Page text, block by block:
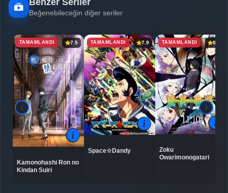
Beğenebileceğin diğer seriler
TAMAMLANDI 7.5
Kamonohashi Ron no
Kindan Suiri
TAMAMLANDI 7.9
Space☆Dandy
TAMAMLANDI 8.4
Zoku
Owarimonogatari